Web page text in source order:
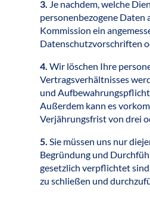
3. Je nachdem, welche
personenbezogene
Kommission ein
Datenschutzvorschriften
4. Wir löschen Ihre
Vertragsverhältnisses
und
Außerdem kann es
Verjährungsfrist von drei
5. Sie müssen uns nur
Begründung und
gesetzlich verpflichtet
zu schließen und